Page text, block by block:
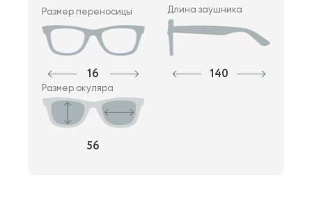
Размер переносицы
16
Длина заушника
140
Размер окуляра
56